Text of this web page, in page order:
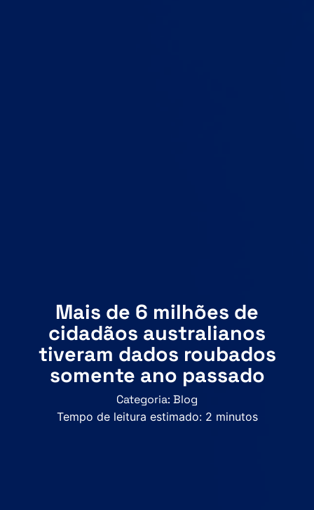
Mais de 6 milhões de
cidadãos australianos
tiveram dados roubados
somente ano passado
Categoria: Blog
Tempo de leitura estimado: 2 minutos